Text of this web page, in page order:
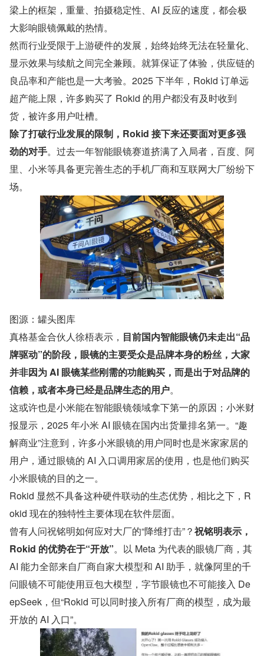
梁上的框架，重量、拍摄稳定性、AI 反应的速度，都会极
大影响眼镜佩戴的热情。
然而行业受限于上游硬件的发展，始终始终无法在轻量化、
显示效果与续航之间完全兼顾。就算保证了体验，供应链的
良品率和产能也是一大考验。2025 下半年，Rokid 订单远
超产能上限，许多购买了 Rokid 的用户都没有及时收到
货，被许多用户吐槽。
除了打破行业发展的限制，Rokid 接下来还要面对更多强
劲的对手。过去一年智能眼镜赛道挤满了入局者，百度、阿
里、小米等具备更完善生态的手机厂商和互联网大厂纷纷下
场。
图源：罐头图库
真格基金合伙人徐梧表示， 目前国内智能眼镜仍未走出“品
牌驱动”的阶段，眼镜的主要受众是品牌本身的粉丝，大家
并非因为 AI 眼镜某些刚需的功能购买，而是出于对品牌的
信赖，或者本身已经是品牌生态的用户。
这或许也是小米能在智能眼镜领域拿下第一的原因；小米财
报显示，2025 年小米 AI 眼镜在国内出货量排名第一。“趣
解商业”注意到，许多小米眼镜的用户同时也是米家家居的
用户，通过眼镜的 AI 入口调用家居的使用，也是他们购买
小米眼镜的目的之一。
Rokid 显然不具备这种硬件联动的生态优势，相比之下，R
okid 现在的独特性主要体现在软件层面。
曾有人问祝铭明如何应对大厂的“降维打击”？祝铭明表示，
Rokid 的优势在于“开放”。以 Meta 为代表的眼镜厂商，其
AI 能力全部来自厂商自家大模型和 AI 助手，就像阿里的千
问眼镜不可能使用豆包大模型，字节眼镜也不可能接入 De
epSeek，但“Rokid 可以同时接入所有厂商的模型，成为最
开放的 AI 入口”。